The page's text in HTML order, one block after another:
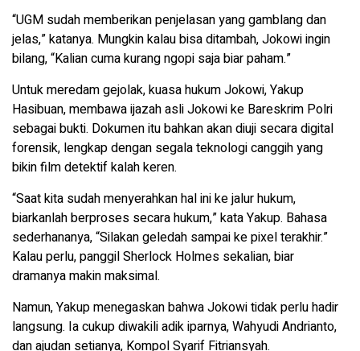
“UGM sudah memberikan penjelasan yang gamblang dan
jelas,” katanya. Mungkin kalau bisa ditambah, Jokowi ingin
bilang, “Kalian cuma kurang ngopi saja biar paham.”
Untuk meredam gejolak, kuasa hukum Jokowi, Yakup
Hasibuan, membawa ijazah asli Jokowi ke Bareskrim Polri
sebagai bukti. Dokumen itu bahkan akan diuji secara digital
forensik, lengkap dengan segala teknologi canggih yang
bikin film detektif kalah keren.
“Saat kita sudah menyerahkan hal ini ke jalur hukum,
biarkanlah berproses secara hukum,” kata Yakup. Bahasa
sederhananya, “Silakan geledah sampai ke pixel terakhir.”
Kalau perlu, panggil Sherlock Holmes sekalian, biar
dramanya makin maksimal.
Namun, Yakup menegaskan bahwa Jokowi tidak perlu hadir
langsung. Ia cukup diwakili adik iparnya, Wahyudi Andrianto,
dan ajudan setianya, Kompol Syarif Fitriansyah.